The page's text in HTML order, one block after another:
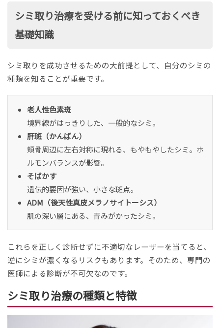
シミ取り治療を受ける前に知っておくべき
基礎知識
シミ取りを成功させるための大前提として、自分のシミの
種類を知ることが重要です。
老人性色素斑
境界線がはっきりした、一般的なシミ。
肝斑（かんぱん）
頬骨周辺に左右対称に現れる、もやもやしたシミ。ホ
ルモンバランスが影響。
そばかす
遺伝的要因が強い、小さな斑点。
ADM（後天性真皮メラノサイトーシス）
肌の深い層にある、青みがかったシミ。
これらを正しく診断せずに不適切なレーザーを当てると、
逆にシミが濃くなるリスクもあります。そのため、専門の
医師による診断が不可欠なのです。
シミ取り治療の種類と特徴